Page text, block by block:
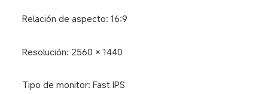
Relación de aspecto: 16:9
Resolución: 2560 × 1440
Tipo de monitor: Fast IPS